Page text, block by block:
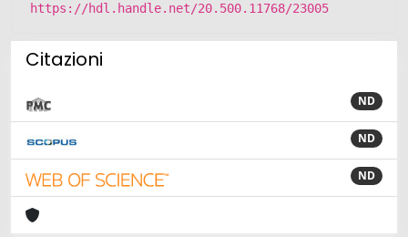
https://hdl.handle.net/20.500.11768/23005
Citazioni
ND
ND
ND